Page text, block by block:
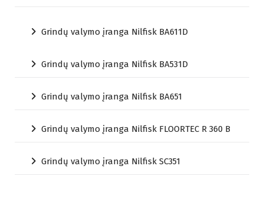
Grindų valymo įranga Nilfisk BA611D
Grindų valymo įranga Nilfisk BA531D
Grindų valymo įranga Nilfisk BA651
Grindų valymo įranga Nilfisk FLOORTEC R 360 B
Grindų valymo įranga Nilfisk SC351